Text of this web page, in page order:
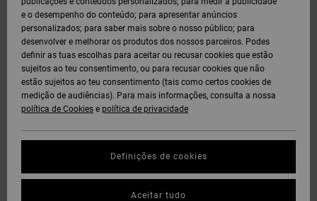
e o desempenho do conteúdo; para apresentar anúncios
personalizados; para saber mais sobre o nosso público; para
desenvolver e melhorar os produtos dos nossos parceiros. Podes
definir as tuas escolhas para aceitar ou recusar cookies que estão
sujeitos ao teu consentimento, ou para recusar cookies que não
estão sujeitos ao teu consentimento (tais como certos cookies de
medição de audiências). Para mais informações, consulta a nossa
política de Cookies e política de privacidade
Definições de cookies
Aceitar tudo